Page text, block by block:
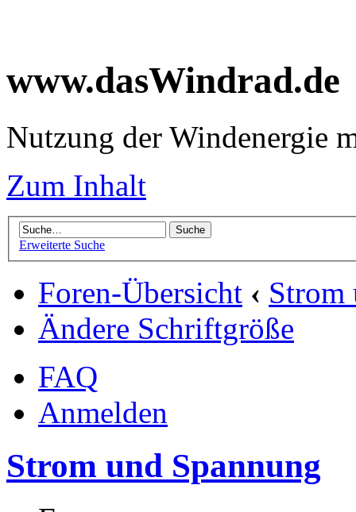
www.dasWindrad.de
Nutzung der Windenergie
Zum Inhalt
Erweiterte Suche
Foren-Übersicht ‹ Strom
Ändere Schriftgröße
FAQ
Anmelden
Strom und Spannung